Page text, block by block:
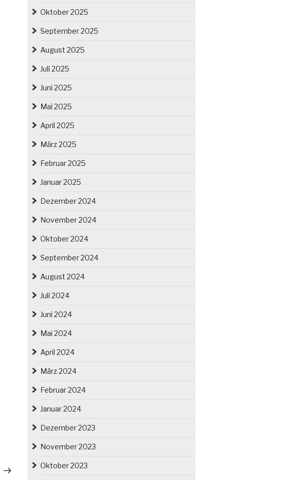
Nächster
Oktober 2025
September 2025
August 2025
Juli 2025
Juni 2025
Mai 2025
April 2025
März 2025
Februar 2025
Januar 2025
Dezember 2024
November 2024
Oktober 2024
September 2024
August 2024
Juli 2024
Juni 2024
Mai 2024
April 2024
März 2024
Februar 2024
Januar 2024
Dezember 2023
November 2023
Oktober 2023